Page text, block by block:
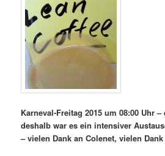
Karneval-Freitag 2015 um 08:00 Uhr
deshalb war es ein intensiver
– vielen Dank an Colenet, vielen